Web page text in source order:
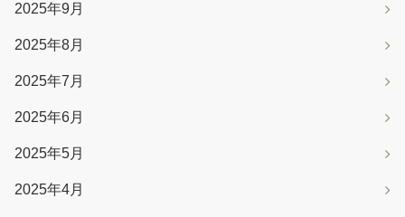
2025年9月
2025年8月
2025年7月
2025年6月
2025年5月
2025年4月